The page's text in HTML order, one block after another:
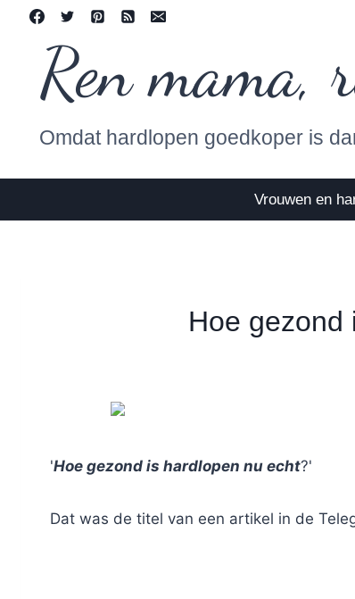
contentRen mama,
Omdat hardlopen goedkoper is
Vrouwen en
Hoe gezond
'Hoe gezond is hardlopen nu echt?'
Dat was de titel van een artikel in de